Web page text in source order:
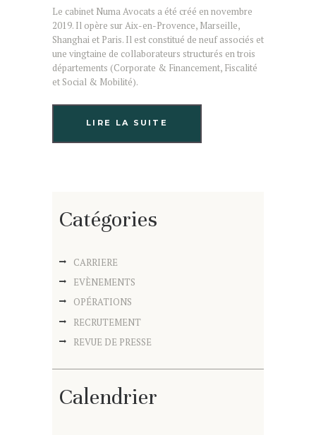
Le cabinet Numa Avocats a été créé en novembre
2019. Il opère sur Aix-en-Provence, Marseille,
Shanghai et Paris. Il est constitué de neuf associés et
une vingtaine de collaborateurs structurés en trois
départements (Corporate & Financement, Fiscalité
et Social & Mobilité).
LIRE LA SUITE
Catégories
CARRIERE
EVÈNEMENTS
OPÉRATIONS
RECRUTEMENT
REVUE DE PRESSE
Calendrier